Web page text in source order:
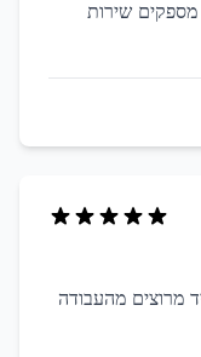
מספקים שירות
מרוצים מהעבודה